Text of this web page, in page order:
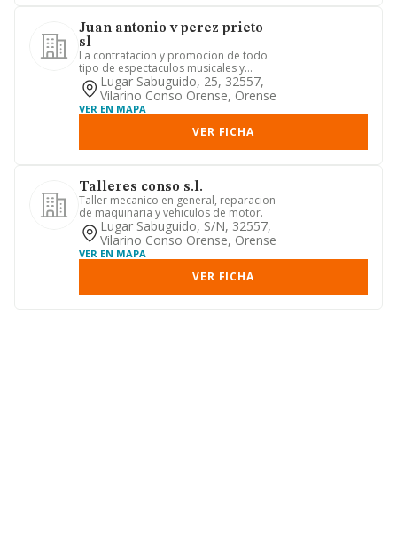
Juan antonio v perez prieto
sl
La contratacion y promocion de todo
tipo de espectaculos musicales y
culturales, asi como de varied...
Lugar Sabuguido, 25, 32557,
Vilarino Conso Orense, Orense
VER EN MAPA
VER FICHA
Talleres conso s.l.
Taller mecanico en general, reparacion
de maquinaria y vehiculos de motor.
Lugar Sabuguido, S/n, 32557,
Vilarino Conso Orense, Orense
VER EN MAPA
VER FICHA